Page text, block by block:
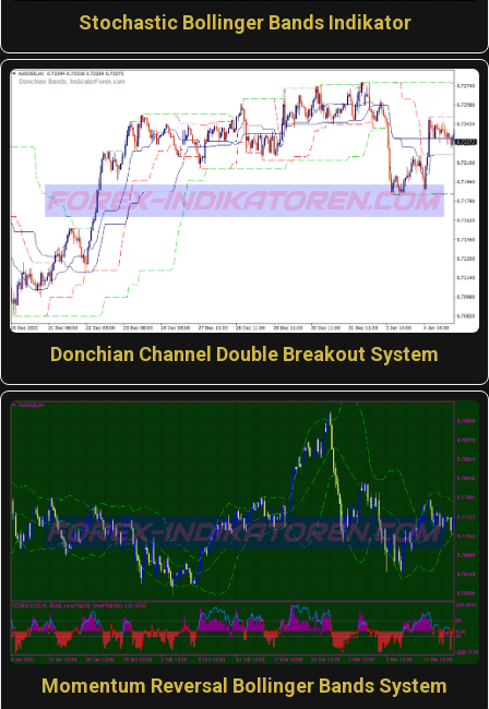
Stochastic Bollinger Bands Indikator
Donchian Channel Double Breakout System
Momentum Reversal Bollinger Bands System